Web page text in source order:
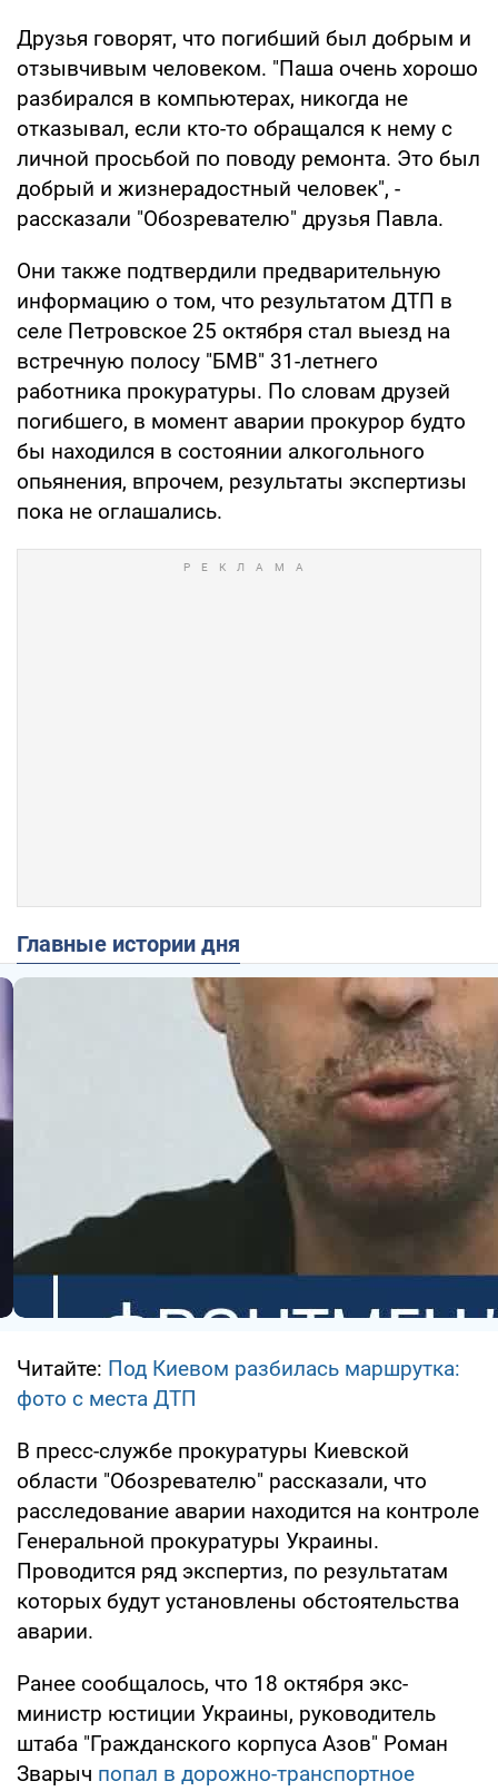
Друзья говорят, что погибший был добрым и
отзывчивым человеком. "Паша очень хорошо
разбирался в компьютерах, никогда не
отказывал, если кто-то обращался к нему с
личной просьбой по поводу ремонта. Это был
добрый и жизнерадостный человек", -
рассказали "Обозревателю" друзья Павла.
Они также подтвердили предварительную
информацию о том, что результатом ДТП в
селе Петровское 25 октября стал выезд на
встречную полосу "БМВ" 31-летнего
работника прокуратуры. По словам друзей
погибшего, в момент аварии прокурор будто
бы находился в состоянии алкогольного
опьянения, впрочем, результаты экспертизы
пока не оглашались.
Главные истории дня
Читайте: Под Киевом разбилась маршрутка:
фото с места ДТП
В пресс-службе прокуратуры Киевской
области "Обозревателю" рассказали, что
расследование аварии находится на контроле
Генеральной прокуратуры Украины.
Проводится ряд экспертиз, по результатам
которых будут установлены обстоятельства
аварии.
Ранее сообщалось, что 18 октября экс-
министр юстиции Украины, руководитель
штаба "Гражданского корпуса Азов" Роман
Зварыч попал в дорожно-транспортное